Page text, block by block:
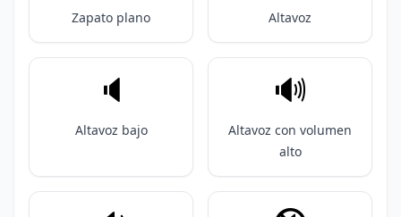
Zapato plano Altavoz
🔈️
Altavoz bajo
🔊
Altavoz con volumen
alto